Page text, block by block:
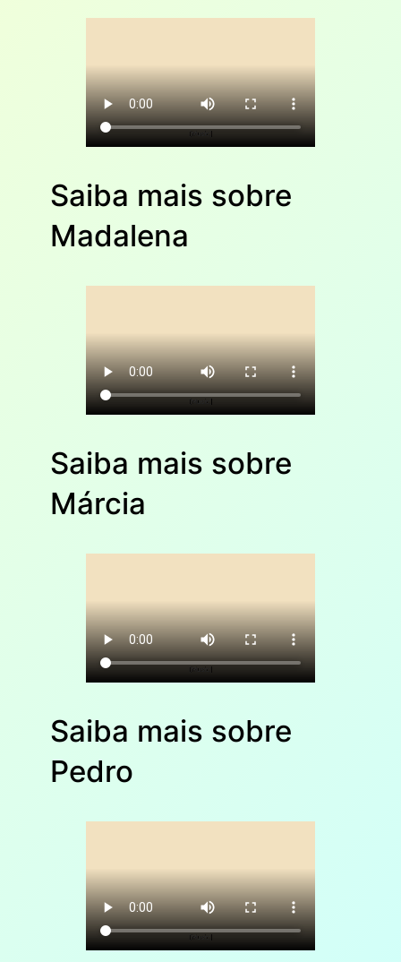
Saiba mais sobre
Madalena
Saiba mais sobre
Márcia
Saiba mais sobre
Pedro